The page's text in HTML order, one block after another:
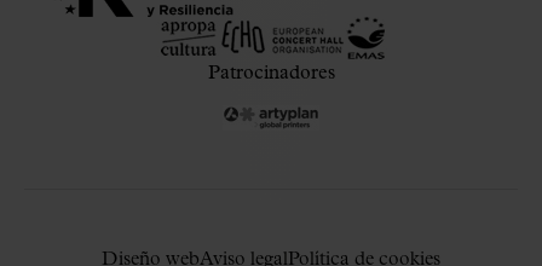
Patrocinadores
Diseño webAviso legal Política de cookies